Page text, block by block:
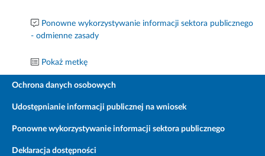
Ponowne wykorzystywanie informacji sektora publicznego
- odmienne zasady
Pokaż metkę
Ochrona danych osobowych
Udostępnianie informacji publicznej na wniosek
Ponowne wykorzystywanie informacji sektora publicznego
Deklaracja dostępności